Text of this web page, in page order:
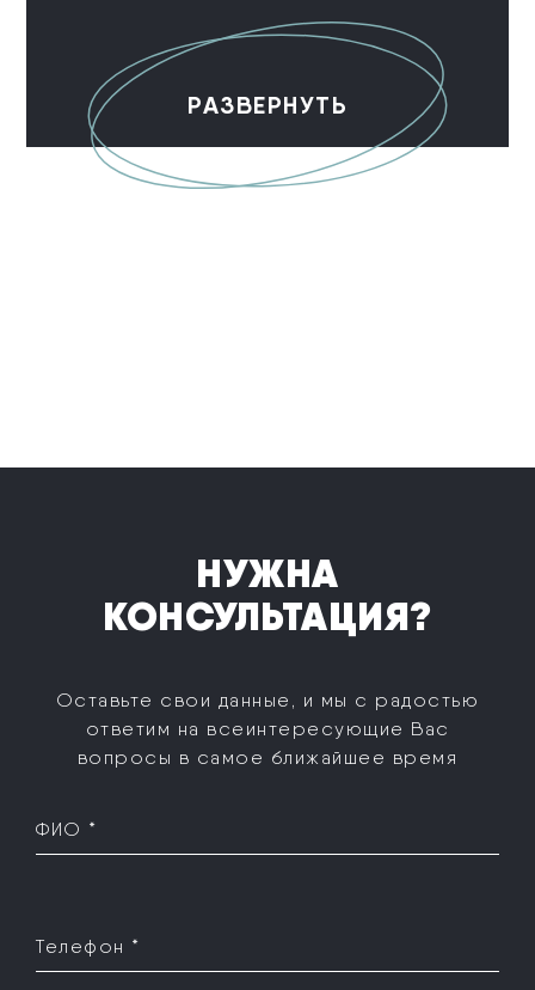
РАЗВЕРНУТЬ
НУЖНА
КОНСУЛЬТАЦИЯ?
Оставьте свои данные, и мы с радостью
ответим на все интересующие Вас
вопросы в самое ближайшее время
ФИО *
Телефон *